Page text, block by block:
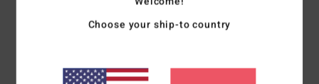
Regular Fit
Rundhalsausschnitt
Heißversiegeltes Etikett im Nacken
Choose your ship-to country